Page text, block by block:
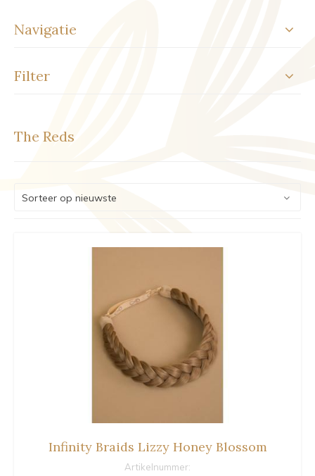
Navigatie
Filter
The Reds
Infinity Braids Lizzy Honey Blossom
Artikelnummer: